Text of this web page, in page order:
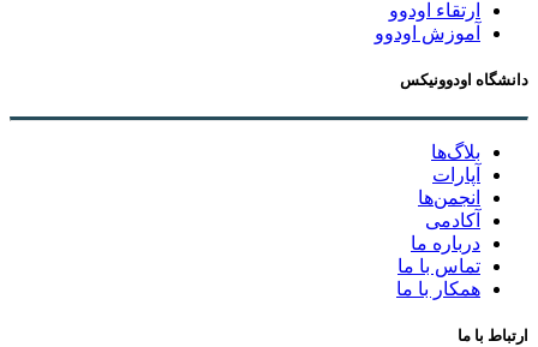
ارتقاء اودوو
آموزش اودوو
دانشگاه اودوونیکس
بلاگ‌ها
آپارات
انجمن‌ها
آکادمی
درباره ما
تماس با ما
همکار با ما
ارتباط با ما